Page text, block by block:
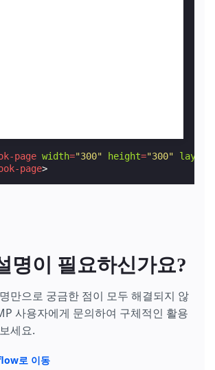
page width="300" height="300" layout
page>
명이 필요하신가요?
만으로 궁금한 점이 모두 해결되지 않
사용자에게 문의하여 구체적인 활용
세요.
로 이동